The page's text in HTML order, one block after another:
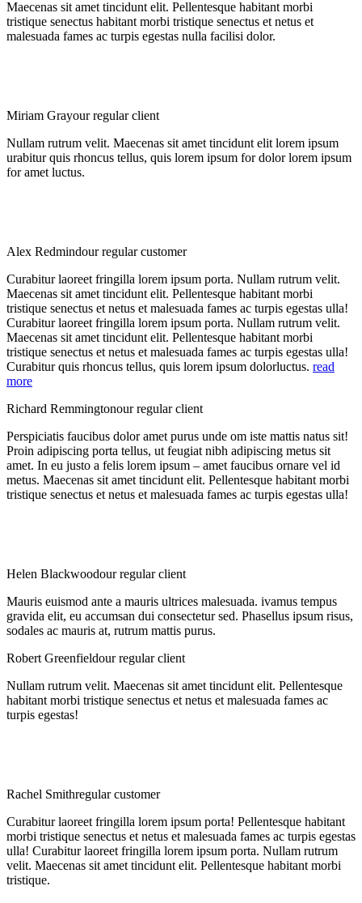
Maecenas sit amet tincidunt elit. Pellentesque habitant morbi
tristique senectus habitant morbi tristique senectus et netus et
malesuada fames ac turpis egestas nulla facilisi dolor.
Miriam Grayour regular client
Nullam rutrum velit. Maecenas sit amet tincidunt elit lorem ipsum
urabitur quis rhoncus tellus, quis lorem ipsum for dolor lorem ipsum
for amet luctus.
Alex Redmindour regular customer
Curabitur laoreet fringilla lorem ipsum porta. Nullam rutrum velit.
Maecenas sit amet tincidunt elit. Pellentesque habitant morbi
tristique senectus et netus et malesuada fames ac turpis egestas ulla!
Curabitur laoreet fringilla lorem ipsum porta. Nullam rutrum velit.
Maecenas sit amet tincidunt elit. Pellentesque habitant morbi
tristique senectus et netus et malesuada fames ac turpis egestas ulla!
Curabitur quis rhoncus tellus, quis lorem ipsum dolorluctus. read
more
Richard Remmingtonour regular client
Perspiciatis faucibus dolor amet purus unde om iste mattis natus sit!
Proin adipiscing porta tellus, ut feugiat nibh adipiscing metus sit
amet. In eu justo a felis lorem ipsum – amet faucibus ornare vel id
metus. Maecenas sit amet tincidunt elit. Pellentesque habitant morbi
tristique senectus et netus et malesuada fames ac turpis egestas ulla!
Helen Blackwoodour regular client
Mauris euismod ante a mauris ultrices malesuada. ivamus tempus
gravida elit, eu accumsan dui consectetur sed. Phasellus ipsum risus,
sodales ac mauris at, rutrum mattis purus.
Robert Greenfieldour regular client
Nullam rutrum velit. Maecenas sit amet tincidunt elit. Pellentesque
habitant morbi tristique senectus et netus et malesuada fames ac
turpis egestas!
Rachel Smithregular customer
Curabitur laoreet fringilla lorem ipsum porta! Pellentesque habitant
morbi tristique senectus et netus et malesuada fames ac turpis egestas
ulla! Curabitur laoreet fringilla lorem ipsum porta. Nullam rutrum
velit. Maecenas sit amet tincidunt elit. Pellentesque habitant morbi
tristique.